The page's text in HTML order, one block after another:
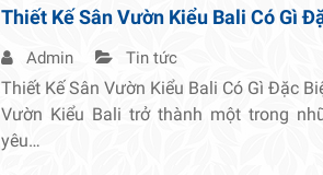
Thiết Kế Sân Vườn Kiểu Bali Có Gì
Admin Tin tức
Thiết Kế Sân Vườn Kiểu Bali Có Gì Đặc
Vườn Kiểu Bali trở thành một trong
yêu…